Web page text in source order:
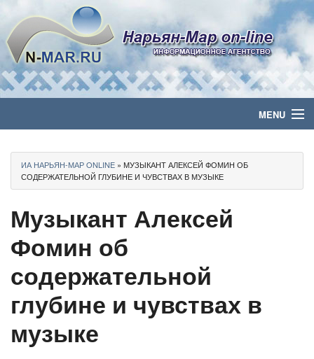
MENU
Политика
Бизнес
Общество
Культура
Медиа
Авто
ИА НАРЬЯН-МАР ONLINE » МУЗЫКАНТ АЛЕКСЕЙ ФОМИН ОБ
СОДЕРЖАТЕЛЬНОЙ ГЛУБИНЕ И ЧУВСТВАХ В МУЗЫКЕ
Музыкант Алексей
Фомин об
содержательной
глубине и чувствах в
музыке